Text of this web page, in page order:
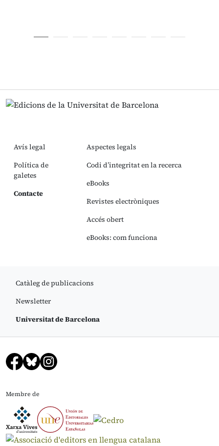
Avís legal
Política de
galetes
Contacte
Aspectes legals
Codi d’integritat en la recerca
eBooks
Revistes electròniques
Accés obert
eBooks: com funciona
Catàleg de publicacions
Newsletter
Universitat de Barcelona
Membre de